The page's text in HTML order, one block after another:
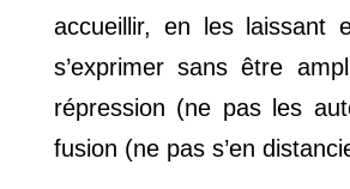
accueillir, en les laissant
s’exprimer sans être
répression (ne pas les
fusion (ne pas s’en